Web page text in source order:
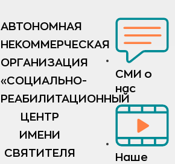
АВТОНОМНАЯ
НЕКОММЕРЧЕСКАЯ
ОРГАНИЗАЦИЯ
«СОЦИАЛЬНО-
РЕАБИЛИТАЦИОННЫЙ
ЦЕНТР
ИМЕНИ
СВЯТИТЕЛЯ
СМИ о
нас
Наше